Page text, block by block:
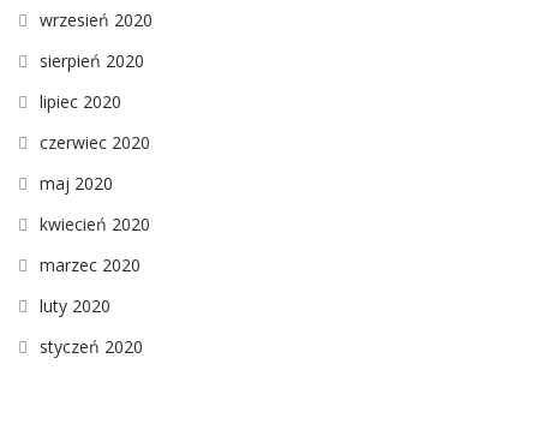
wrzesień 2020
sierpień 2020
lipiec 2020
czerwiec 2020
maj 2020
kwiecień 2020
marzec 2020
luty 2020
styczeń 2020